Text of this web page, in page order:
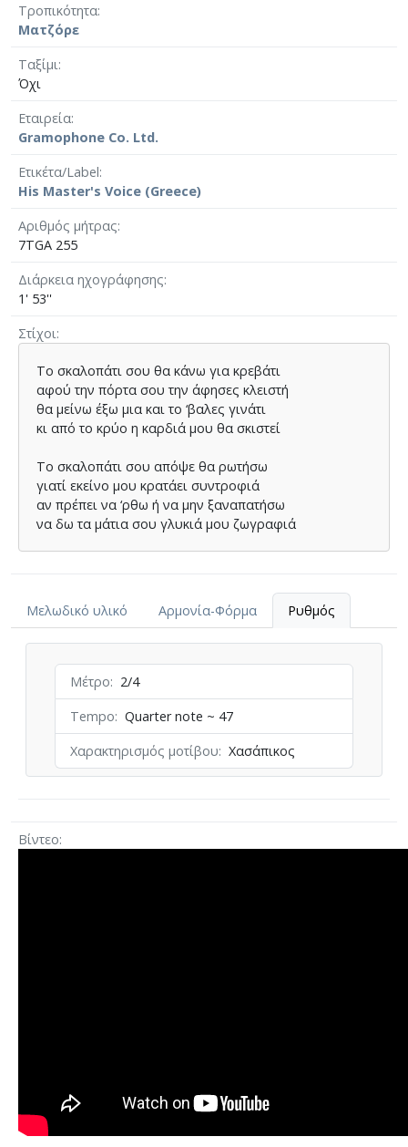
Τροπικότητα
Ματζόρε
Ταξίμι
Όχι
Εταιρεία
Gramophone Co. Ltd.
Ετικέτα/Label
His Master's Voice (Greece)
Αριθμός μήτρας
7TGA 255
Διάρκεια ηχογράφησης
1' 53''
Στίχοι
Το σκαλοπάτι σου θα κάνω για κρεβάτι
αφού την πόρτα σου την άφησες κλειστή
θα μείνω έξω μια και το ‘βαλες γινάτι
κι από το κρύο η καρδιά μου θα σκιστεί
Το σκαλοπάτι σου απόψε θα ρωτήσω
γιατί εκείνο μου κρατάει συντροφιά
αν πρέπει να ‘ρθω ή να μην ξαναπατήσω
να δω τα μάτια σου γλυκιά μου ζωγραφιά
Μελωδικό υλικό Αρμονία-Φόρμα Ρυθμός
Μέτρο
2/4
Tempo
Quarter note ~ 47
Χαρακτηρισμός μοτίβου
Χασάπικος
Βίντεο